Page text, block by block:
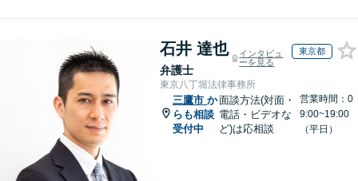
石井 達也
弁護士
インタビュ
ーを見る
東京都
東京八丁堀法律事務所
三鷹市 か
らも相談
受付中
面談方法(対面・
電話・ビデオな
ど)は応相談
営業時間：0
9:00~19:00
（平日）